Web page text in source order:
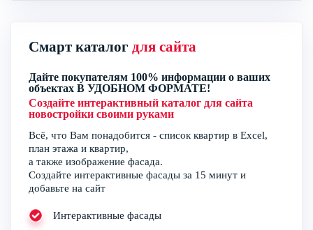
Смарт каталог для сайта
Дайте покупателям 100% информации о ваших
объектах В УДОБНОМ ФОРМАТЕ!
Создайте интерактивный каталог для сайта
новостройки своими руками
Всё, что Вам понадобится - список квартир в Excel,
план этажа и квартир,
а также изображение фасада.
Создайте интерактивные фасады за 15 минут и
добавьте на сайт
Интерактивные фасады